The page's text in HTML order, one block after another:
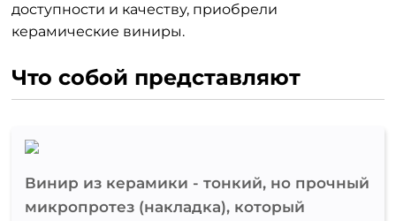
доступности и качеству, приобрели
керамические виниры.
Что собой представляют
Винир из керамики - тонкий, но прочный
микропротез (накладка), который